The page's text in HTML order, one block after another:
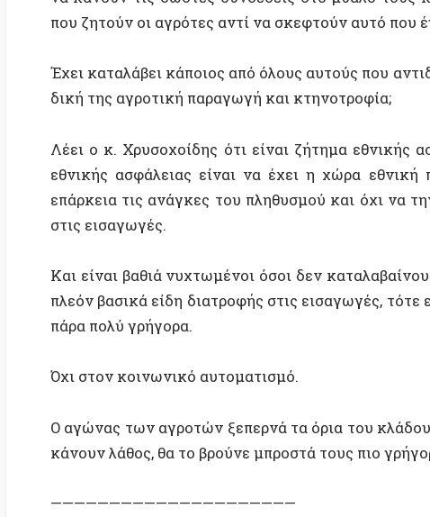
πλεόν βασικά είδη διατροφής στις εισαγωγές, τότε
Όχι στον κοινωνικό αυτοματισμό.
κάνουν λάθος, θα το βρούνε μπροστά τους πιο γρήγορα
—————————————————————
TAGS: Γεωργία/διατροφή Οικονομία
Σχετικές δημοσιεύσεις